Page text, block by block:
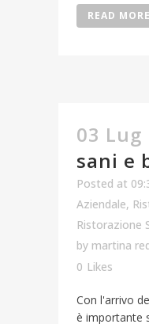
READ MORE
03 Lug
sani e
Posted at
Aziendale,
Ristorazione
by martina
0 Likes
Con l'arrivo
è importante